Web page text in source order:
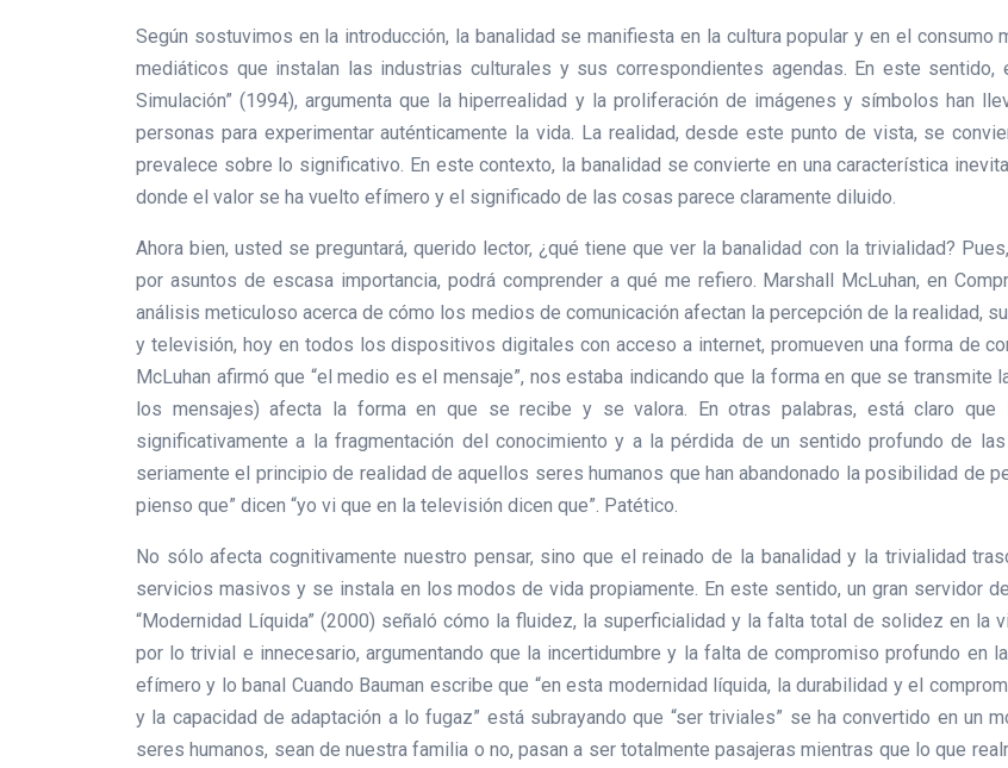
Según sostuvimos en la introducción, la banalidad se manifiesta en la cultura popular y en el
mediáticos que instalan las industrias culturales y sus correspondientes agendas. En este
Simulación” (1994), argumenta que la hiperrealidad y la proliferación de imágenes y símbolos han
personas para experimentar auténticamente la vida. La realidad, desde este punto de vista, se
prevalece sobre lo significativo. En este contexto, la banalidad se convierte en una característica
donde el valor se ha vuelto efímero y el significado de las cosas parece claramente diluido.
Ahora bien, usted se preguntará, querido lector, ¿qué tiene que ver la banalidad con la trivialidad?
por asuntos de escasa importancia, podrá comprender a qué me refiero. Marshall McLuhan, en
análisis meticuloso acerca de cómo los medios de comunicación afectan la percepción de la realidad,
y televisión, hoy en todos los dispositivos digitales con acceso a internet, promueven una forma de
McLuhan afirmó que “el medio es el mensaje”, nos estaba indicando que la forma en que se
los mensajes) afecta la forma en que se recibe y se valora. En otras palabras, está claro que
significativamente a la fragmentación del conocimiento y a la pérdida de un sentido profundo de
seriamente el principio de realidad de aquellos seres humanos que han abandonado la posibilidad de
pienso que” dicen “yo vi que en la televisión dicen que”. Patético.
No sólo afecta cognitivamente nuestro pensar, sino que el reinado de la banalidad y la trivialidad
servicios masivos y se instala en los modos de vida propiamente. En este sentido, un gran servidor
“Modernidad Líquida” (2000) señaló cómo la fluidez, la superficialidad y la falta total de solidez en la
por lo trivial e innecesario, argumentando que la incertidumbre y la falta de compromiso profundo en
efímero y lo banal Cuando Bauman escribe que “en esta modernidad líquida, la durabilidad y el
y la capacidad de adaptación a lo fugaz” está subrayando que “ser triviales” se ha convertido en un
seres humanos, sean de nuestra familia o no, pasan a ser totalmente pasajeras mientras que lo que